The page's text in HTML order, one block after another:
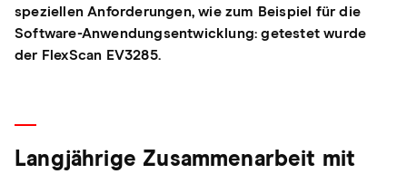
speziellen Anforderungen, wie zum Beispiel für die
Software-Anwendungsentwicklung: getestet wurde
der FlexScan EV3285.
Langjährige Zusammenarbeit mit